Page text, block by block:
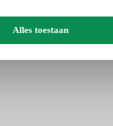
Alles toestaan